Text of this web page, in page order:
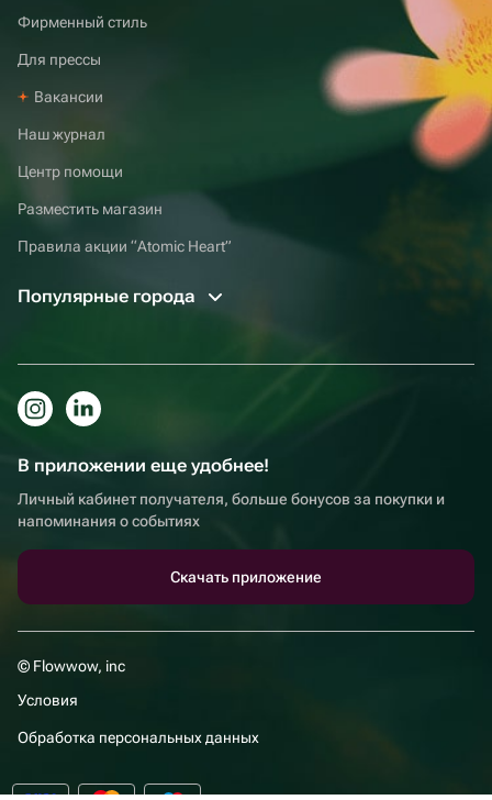
Фирменный стиль
Для прессы
Вакансии
Наш журнал
Центр помощи
Разместить магазин
Правила акции “Atomic Heart”
Популярные города
В приложении еще удобнее!
Личный кабинет получателя, больше бонусов за покупки и
напоминания о событиях
Скачать приложение
© Flowwow, inc
Условия
Обработка персональных данных